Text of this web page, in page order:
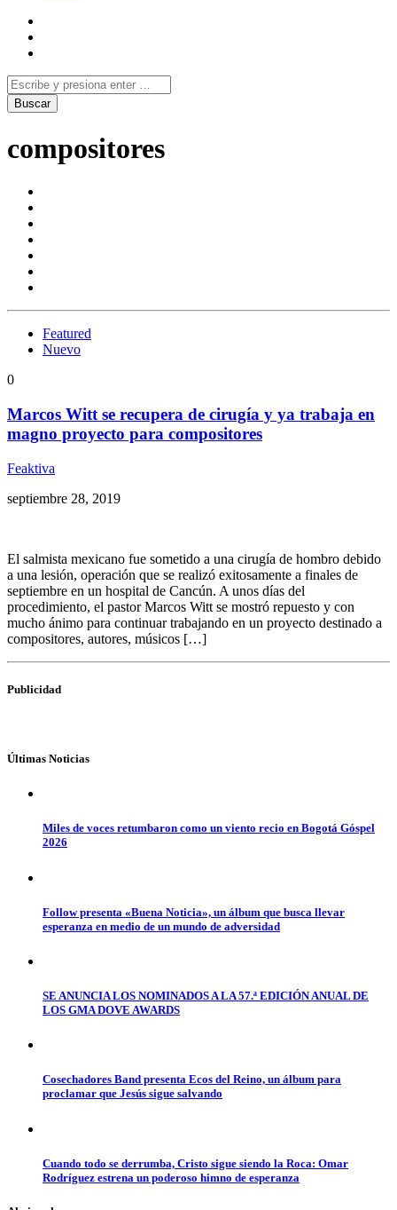
compositores
Featured
Nuevo
0
Marcos Witt se recupera de cirugía y ya trabaja en
magno proyecto para compositores
Feaktiva
septiembre 28, 2019
El salmista mexicano fue sometido a una cirugía de hombro debido
a una lesión, operación que se realizó exitosamente a finales de
septiembre en un hospital de Cancún. A unos días del
procedimiento, el pastor Marcos Witt se mostró repuesto y con
mucho ánimo para continuar trabajando en un proyecto destinado a
compositores, autores, músicos […]
Publicidad
Últimas Noticias
Miles de voces retumbaron como un viento recio en Bogotá Góspel
2026
Follow presenta «Buena Noticia», un álbum que busca llevar
esperanza en medio de un mundo de adversidad
SE ANUNCIA LOS NOMINADOS A LA 57.ª EDICIÓN ANUAL DE
LOS GMA DOVE AWARDS
Cosechadores Band presenta Ecos del Reino, un álbum para
proclamar que Jesús sigue salvando
Cuando todo se derrumba, Cristo sigue siendo la Roca: Omar
Rodríguez estrena un poderoso himno de esperanza